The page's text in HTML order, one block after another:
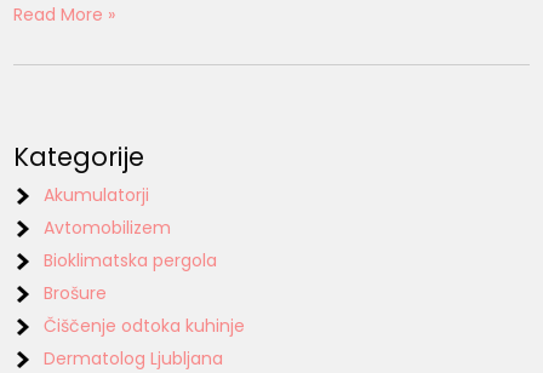
Read More »
Kategorije
Akumulatorji
Avtomobilizem
Bioklimatska pergola
Brošure
Čiščenje odtoka kuhinje
Dermatolog Ljubljana